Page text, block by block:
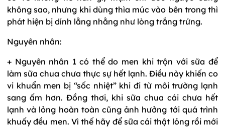
không sao, nhưng khi dùng thìa múc vào bên trong thì
phát hiện bị dính lằng nhằng như lòng trắng trứng.
Nguyên nhân:
+ Nguyên nhân 1 có thể do men khi trộn với sữa để
làm sữa chua chưa thực sự hết lạnh. Điều này khiến co
vi khuẩn men bị “sốc nhiệt” khi đi từ môi trường lạnh
sang ấm hơn. Đồng thơi, khi sữa chua cái chưa hết
lạnh và lỏng hoàn toàn cũng ảnh hưởng tới quá trình
khuấy đều men. Vì thế hãy để sữa cái thật lỏng rồi mới